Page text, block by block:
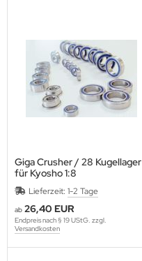
Giga Crusher / 28 Kugellager
für Kyosho 1:8
Lieferzeit: 1-2 Tage
ab 26,40 EUR
Endpreis nach § 19 UStG. zzgl.
Versandkosten